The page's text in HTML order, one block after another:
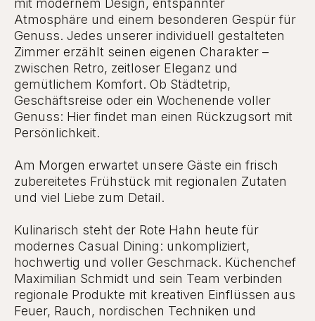
mit modernem Design, entspannter
Atmosphäre und einem besonderen Gespür für
Genuss. Jedes unserer individuell gestalteten
Zimmer erzählt seinen eigenen Charakter –
zwischen Retro, zeitloser Eleganz und
gemütlichem Komfort. Ob Städtetrip,
Geschäftsreise oder ein Wochenende voller
Genuss: Hier findet man einen Rückzugsort mit
Persönlichkeit.
Am Morgen erwartet unsere Gäste ein frisch
zubereitetes Frühstück mit regionalen Zutaten
und viel Liebe zum Detail.
Kulinarisch steht der Rote Hahn heute für
modernes Casual Dining: unkompliziert,
hochwertig und voller Geschmack. Küchenchef
Maximilian Schmidt und sein Team verbinden
regionale Produkte mit kreativen Einflüssen aus
Feuer, Rauch, nordischen Techniken und